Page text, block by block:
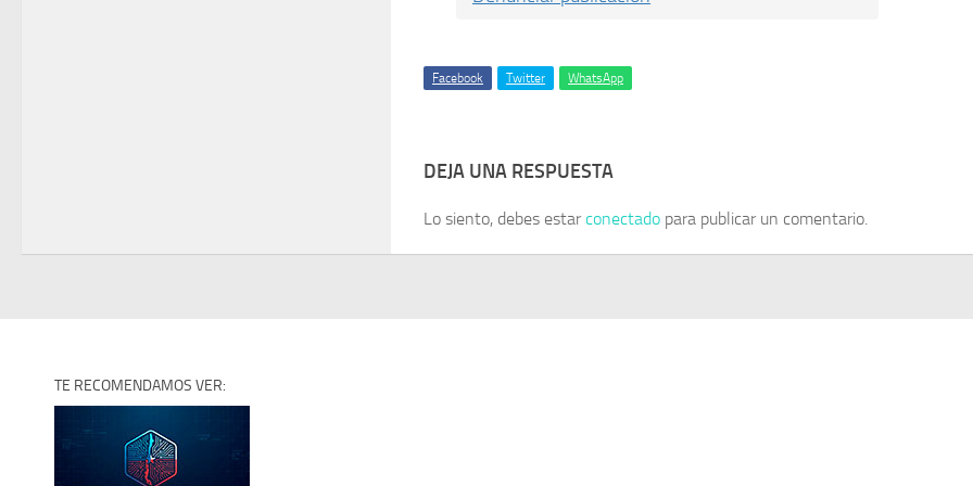
Facebook Twitter WhatsApp
DEJA UNA RESPUESTA
Lo siento, debes estarconectado para publicar un comentario.
TE RECOMENDAMOS VER: